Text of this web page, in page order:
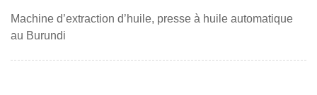
Machine d’extraction d’huile, presse à huile automatique
au Burundi